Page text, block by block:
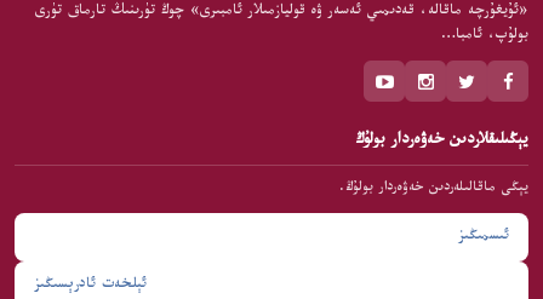
«ئۇيغۇرچە ماقالە، قەدىمىي ئەسەر ۋە قوليازمىلار ئامبىرى» چوڭ تۈرىنىڭ تارماق تۈرى
بولۇپ، ئامبا…
يېڭىلىقلاردىن خەۋەردار بولۇڭ
يېڭى ماقالىلەردىن خەۋەردار بولۇڭ.